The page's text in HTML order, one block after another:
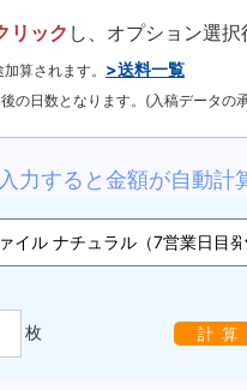
リック し、オプション選択
算されます。 >送料一覧
の日数となります。(入稿データの
力すると金額が自動計
枚 計 算